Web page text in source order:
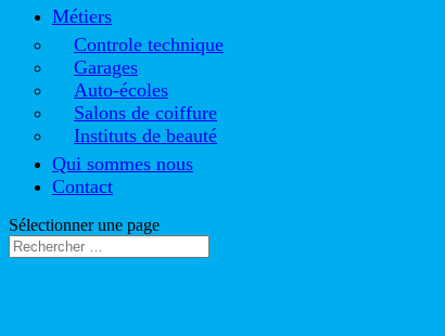
Métiers
Controle technique
Garages
Auto-écoles
Salons de coiffure
Instituts de beauté
Qui sommes nous
Contact
Sélectionner une page